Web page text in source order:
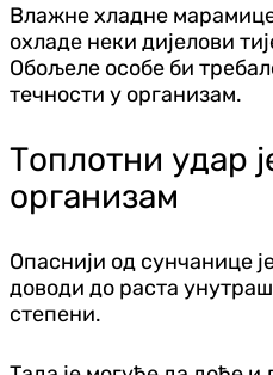
Влажне хладне
охладе неки дијелови
Обољеле особе би
течности у организам.
Топлотни удар
организам
Опаснији од сунчанице
доводи до раста
степени.